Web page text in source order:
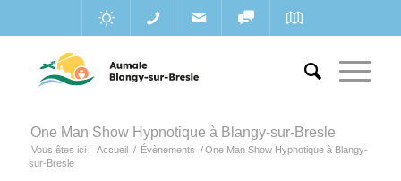
One Man Show Hypnotique à Blangy-sur-Bresle
Vous êtes ici : Accueil / Évènements / One Man Show Hypnotique à Blangy-
sur-Bresle